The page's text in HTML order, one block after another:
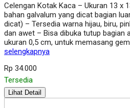
Celengan Kotak Kaca – Ukuran 13 x
bahan galvalum yang dicat bagian
dicat) – Tersedia warna hijau, biru,
dan awet – Bisa dibuka tutup bagian
ukuran 0,5 cm, untuk memasang
selengkapnya
Rp 34.000
Tersedia
Lihat Detail